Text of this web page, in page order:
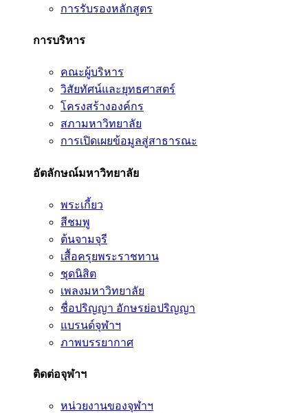
การรับรองหลักสูตร
การบริหาร
คณะผู้บริหาร
วิสัยทัศน์และยุทธศาสตร์
โครงสร้างองค์กร
สภามหาวิทยาลัย
การเปิดเผยข้อมูลสู่สาธารณะ
อัตลักษณ์มหาวิทยาลัย
พระเกี้ยว
สีชมพู
ต้นจามจุรี
เสื้อครุยพระราชทาน
ชุดนิสิต
เพลงมหาวิทยาลัย
ชื่อปริญญา อักษรย่อปริญญา
แบรนด์จุฬาฯ
ภาพบรรยากาศ
ติดต่อจุฬาฯ
หน่วยงานของจุฬาฯ